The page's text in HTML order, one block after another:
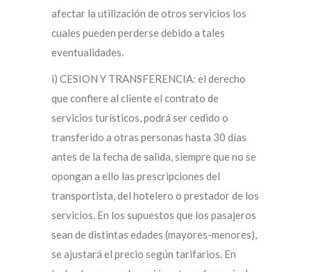
afectar la utilización de otros servicios los
cuales pueden perderse debido a tales
eventualidades.
i) CESION Y TRANSFERENCIA: el derecho
que confiere al cliente el contrato de
servicios turísticos, podrá ser cedido o
transferido a otras personas hasta 30 días
antes de la fecha de salida, siempre que no se
opongan a ello las prescripciones del
transportista, del hotelero o prestador de los
servicios. En los supuestos que los pasajeros
sean de distintas edades (mayores-menores),
se ajustará el precio según tarifarios. En